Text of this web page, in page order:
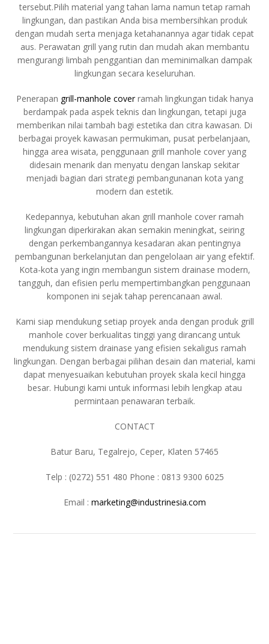
tersebut.Pilih material yang tahan lama namun tetap ramah
lingkungan, dan pastikan Anda bisa membersihkan produk
dengan mudah serta menjaga ketahanannya agar tidak cepat
aus. Perawatan grill yang rutin dan mudah akan membantu
mengurangi limbah penggantian dan meminimalkan dampak
lingkungan secara keseluruhan.
Penerapan grill-manhole coverramah lingkungan tidak hanya
berdampak pada aspek teknis dan lingkungan, tetapi juga
memberikan nilai tambah bagi estetika dan citra kawasan. Di
berbagai proyek kawasan permukiman, pusat perbelanjaan,
hingga area wisata, penggunaan grill manhole cover yang
didesain menarik dan menyatu dengan lanskap sekitar
menjadi bagian dari strategi pembangunanan kota yang
modern dan estetik.
Kedepannya, kebutuhan akan grill manhole cover ramah
lingkungan diperkirakan akan semakin meningkat, seiring
dengan perkembangannya kesadaran akan pentingnya
pembangunan berkelanjutan dan pengelolaan air yang efektif.
Kota-kota yang ingin membangun sistem drainase modern,
tangguh, dan efisien perlu mempertimbangkan penggunaan
komponen ini sejak tahap perencanaan awal.
Kami siap mendukung setiap proyek anda dengan produk grill
manhole cover berkualitas tinggi yang dirancang untuk
mendukung sistem drainase yang efisien sekaligus ramah
lingkungan. Dengan berbagai pilihan desain dan material, kami
dapat menyesuaikan kebutuhan proyek skala kecil hingga
besar. Hubungi kami untuk informasi lebih lengkap atau
permintaan penawaran terbaik.
CONTACT
Batur Baru, Tegalrejo, Ceper, Klaten 57465
Telp : (0272) 551 480 Phone : 0813 9300 6025
Email : marketing@industrinesia.com